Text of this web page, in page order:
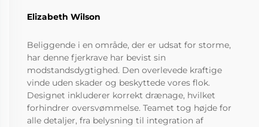
Elizabeth Wilson
Beliggende i en område, der er udsat for storme,
har denne fjerkrave har bevist sin
modstandsdygtighed. Den overlevede kraftige
vinde uden skader og beskyttede vores flok.
Designet inkluderer korrekt drænage, hvilket
forhindrer oversvømmelse. Teamet tog højde for
alle detaljer, fra belysning til integration af